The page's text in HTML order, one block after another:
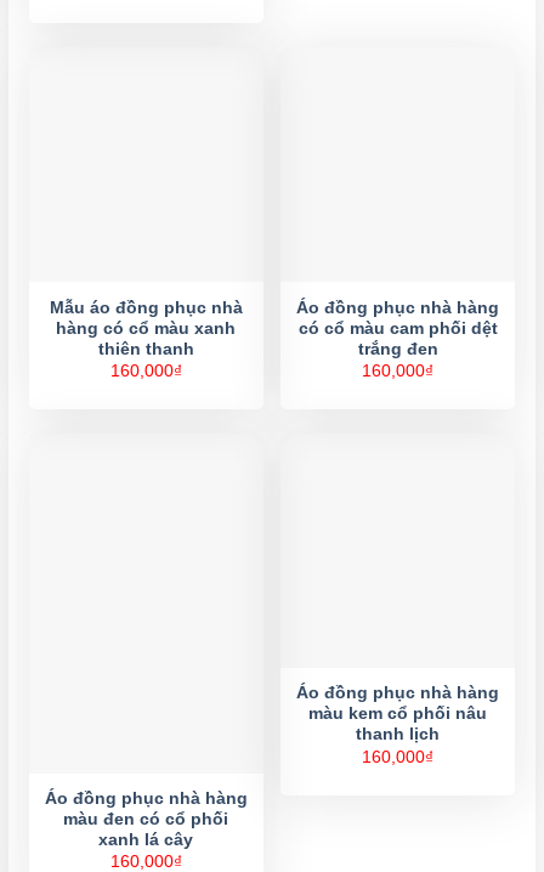
Mẫu áo đồng phục nhà
hàng có cổ màu xanh
thiên thanh
160,000₫
Áo đồng phục nhà hàng
có cổ màu cam phối dệt
trắng đen
160,000₫
Áo đồng phục nhà hàng
màu đen có cổ phối
xanh lá cây
160,000₫
Áo đồng phục nhà hàng
màu kem cổ phối nâu
thanh lịch
160,000₫